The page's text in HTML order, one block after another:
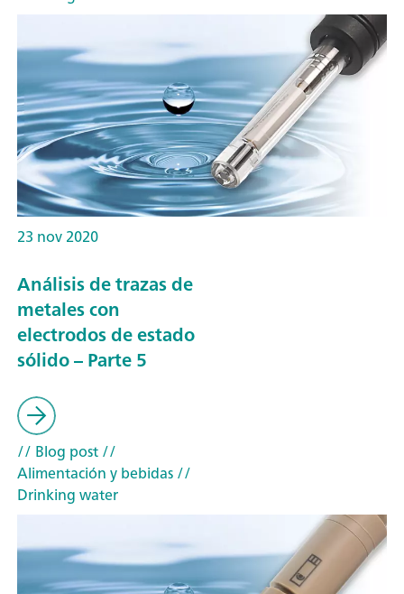
23 nov 2020
Análisis de trazas de
metales con
electrodos de estado
sólido – Parte 5
// Blog post//
Alimentación y bebidas//
Drinking water